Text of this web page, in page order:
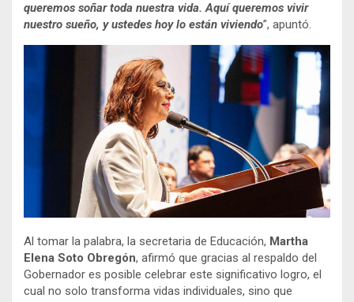
queremos soñar toda nuestra vida. Aquí queremos vivir
nuestro sueño, y ustedes hoy lo están viviendo”, apuntó.
Al tomar la palabra, la secretaria de Educación, Martha
Elena Soto Obregón, afirmó que gracias al respaldo del
Gobernador es posible celebrar este significativo logro, el
cual no solo transforma vidas individuales, sino que